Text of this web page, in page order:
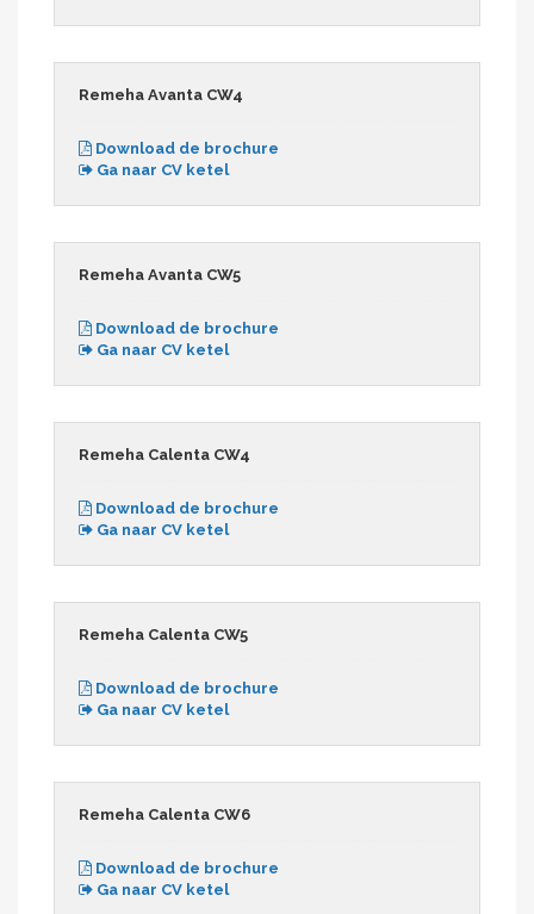
Remeha Avanta CW4
Download de brochure
Ga naar CV ketel
Remeha Avanta CW5
Download de brochure
Ga naar CV ketel
Remeha Calenta CW4
Download de brochure
Ga naar CV ketel
Remeha Calenta CW5
Download de brochure
Ga naar CV ketel
Remeha Calenta CW6
Download de brochure
Ga naar CV ketel